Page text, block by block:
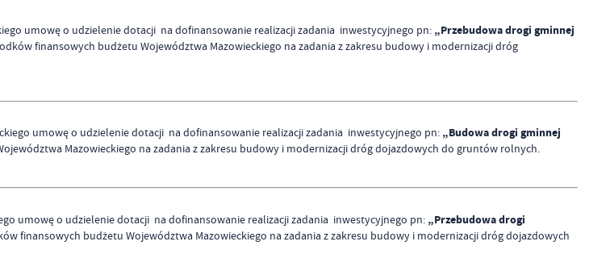
umowę o udzielenie dotacji na dofinansowanie realizacji zadania inwestycyjnego pn: „Przebudowa drogi gminnej
finansowych budżetu Województwa Mazowieckiego na zadania z zakresu budowy i modernizacji dróg
umowę o udzielenie dotacji na dofinansowanie realizacji zadania inwestycyjnego pn: „Budowa drogi gminnej
Mazowieckiego na zadania z zakresu budowy i modernizacji dróg dojazdowych do gruntów rolnych.
umowę o udzielenie dotacji na dofinansowanie realizacji zadania inwestycyjnego pn: „Przebudowa drogi
finansowych budżetu Województwa Mazowieckiego na zadania z zakresu budowy i modernizacji dróg dojazdowych